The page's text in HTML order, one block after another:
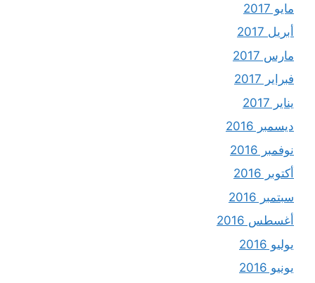
مايو 2017
أبريل 2017
مارس 2017
فبراير 2017
يناير 2017
ديسمبر 2016
نوفمبر 2016
أكتوبر 2016
سبتمبر 2016
أغسطس 2016
يوليو 2016
يونيو 2016